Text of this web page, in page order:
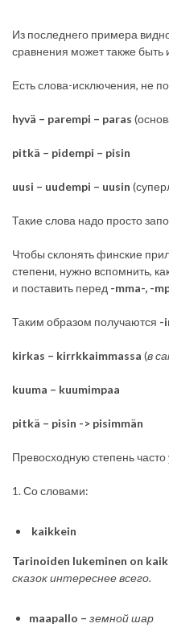
Из последнего примера
сравнения может также быть
Есть слова-исключения, не
hyvä – parempi – paras
pitkä – pidempi – pisin
uusi – uudempi – uusin
Такие слова надо просто
Чтобы склонять финские
степени, нужно вспомнить,
и поставить перед -mma-, -
Таким образом получаются -
kirkas – kirrkkaimmassa (в
kuuma – kuumimpaa
pitkä – pisin -> pisimmän
Превосходную степень
1. Со словами:
kaikkein
Tarinoiden lukeminen on
сказокинтереснеевсего.
maapallo – земной шар